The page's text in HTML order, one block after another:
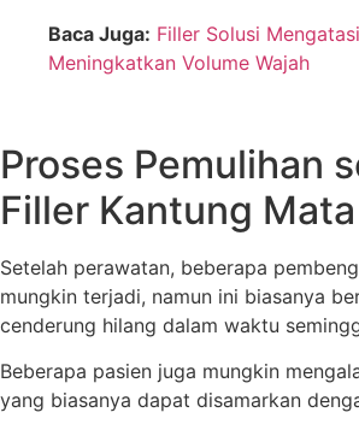
Baca Juga: Filler Solusi
Meningkatkan Volume Wajah
Proses Pemulihan
Filler Kantung Mata
Setelah perawatan, beberapa
mungkin terjadi, namun ini biasanya
cenderung hilang dalam waktu
Beberapa pasien juga mungkin
yang biasanya dapat disamarkan